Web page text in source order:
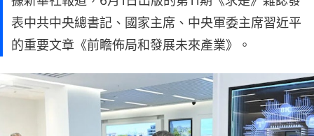
表中共中央總書記、國家主席、中央軍委主席習近平
的重要文章《前瞻佈局和發展未來產業》。